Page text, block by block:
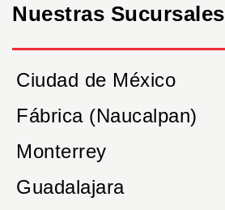
Nuestras Sucursales
Ciudad de México
Fábrica (Naucalpan)
Monterrey
Guadalajara